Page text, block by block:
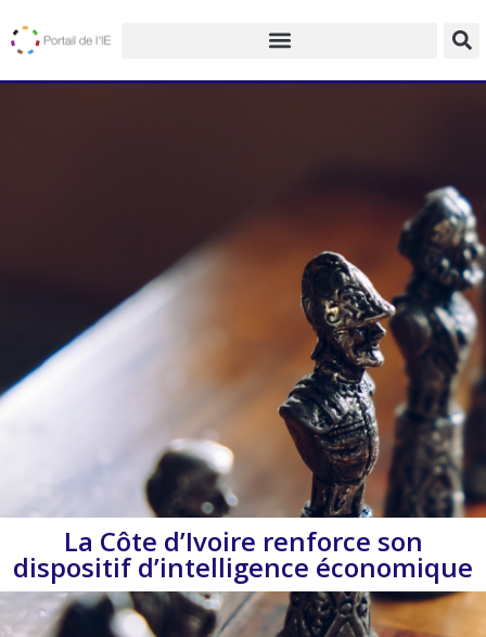
La Côte d’Ivoire renforce son
dispositif d’intelligence économique